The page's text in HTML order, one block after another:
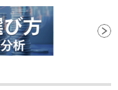
落
引け
下方修正
通し